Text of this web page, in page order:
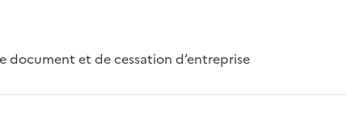
et de cessation d’entreprise